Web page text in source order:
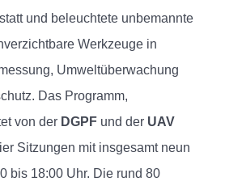
und beleuchtete unbemannte
Werkzeuge in
Umweltüberwachung
Das Programm,
von der DGPF und der UAV
Sitzungen mit insgesamt neun
bis 18:00 Uhr. Die rund 80